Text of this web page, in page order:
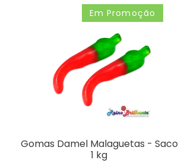
Em Promoção
Gomas Damel Malaguetas - Saco
1 kg